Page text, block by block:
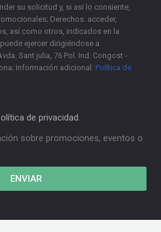
su solicitud y, si así lo consiente,
Derechos: acceder,
así como otros, indicados en la
ejercer dirigiéndose a
Sant julia, 76 Pol. Ind. Congost -
Información adicional: Política de
de privacidad.
sobre promociones, eventos o
ENVIAR